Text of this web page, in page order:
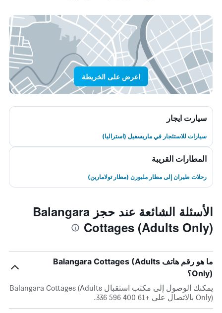
اعرض على الخريطة
سيارت ايجار
سيارات للاستئجار في ماريسفيل (استراليا)
المطارات القريبة
رحلات طيران إلى مطار ملبورن (مطار تولامارين)
الأسئلة الشائعة عند حجز Balangara
Cottages (Adults Only)
ما هو رقم هاتف Balangara Cottages (Adults
Only)؟
يمكنك الوصول إلى مكتب استقبال Balangara Cottages (Adults
Only) بالاتصال على +61 400 596 336.